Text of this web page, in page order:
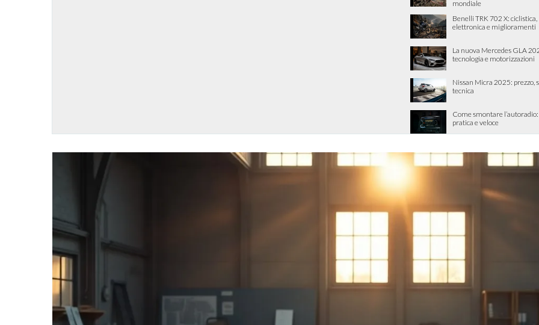
mondiale
Benelli TRK 702 X:
elettronica e miglioramenti
La nuova Mercedes GLA
tecnologia e motorizzazioni
Nissan Micra 2025: prezzo,
tecnica
Come smontare
pratica e veloce